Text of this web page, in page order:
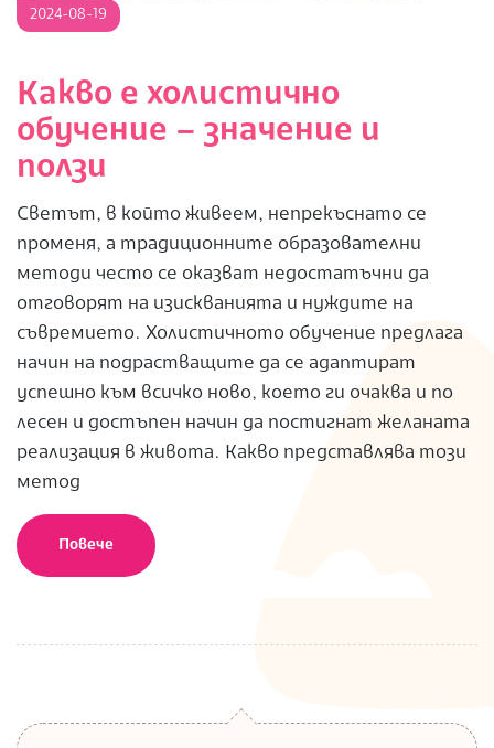
2024-
2024-08-19
Какво е холистично
обучение – значение и
ползи
Светът, в който живеем, непрекъснато се
променя, а традиционните образователни
методи често се оказват недостатъчни да
отговорят на изискванията и нуждите на
съвремието. Холистичното обучение предлага
начин на подрастващите да се адаптират
успешно към всичко ново, което ги очаква и по
лесен и достъпен начин да постигнат желаната
реализация в живота. Какво представлява този
метод
Повече